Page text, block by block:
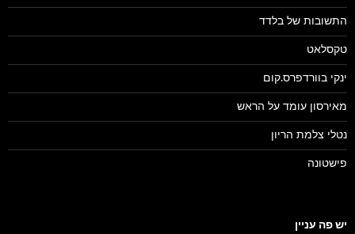
התשובות של בלדד
טקסלאט
ינקי בוורדפרס.קום
מאירסון עומד על הראש
נטלי צלמת הריון
פישטונה
יש פה עניין